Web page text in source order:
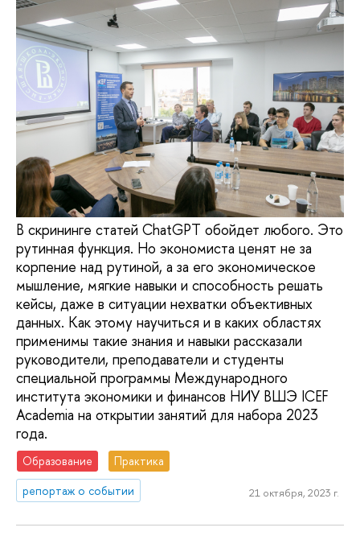
В скрининге статей ChatGPT обойдет любого. Это
рутинная функция. Но экономиста ценят не за
корпение над рутиной, а за его экономическое
мышление, мягкие навыки и способность решать
кейсы, даже в ситуации нехватки объективных
данных. Как этому научиться и в каких областях
применимы такие знания и навыки рассказали
руководители, преподаватели и студенты
специальной программы Международного
института экономики и финансов НИУ ВШЭ ICEF
Academia на открытии занятий для набора 2023
года.
Образование
Практика
репортаж о событии
21 октября, 2023 г.